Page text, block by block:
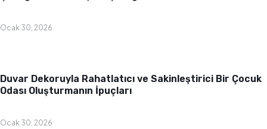
Ocak 30, 2026
Duvar Dekoruyla Rahatlatıcı ve Sakinleştirici Bir Çocuk
Odası Oluşturmanın İpuçları
Ocak 30, 2026